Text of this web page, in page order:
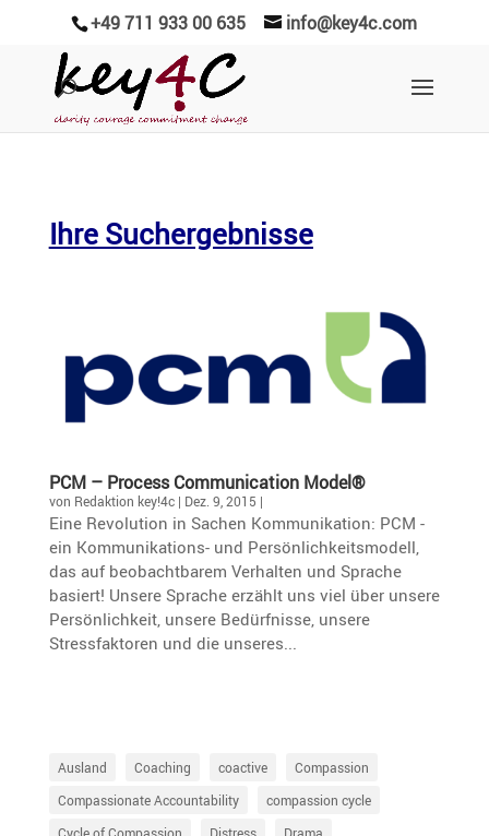
+49 711 933 00 635 info@key4c.com
Ihre Suchergebnisse
PCM – Process Commu­ni­ca­tion Model®
von Redaktion key!4c| Dez. 9, 2015 |
​Eine Revolution in Sachen Kommunikation: PCM -
ein Kommunikations- und Persönlichkeitsmodell,
das auf beobachtbarem Verhalten und Sprache
basiert! Unsere Sprache erzählt uns viel über unsere
Persönlichkeit, unsere Bedürfnisse, unsere
Stressfaktoren und die unseres...
Ausland Coaching coactive
Compassion
Compassionate Accountability
compassion cycle